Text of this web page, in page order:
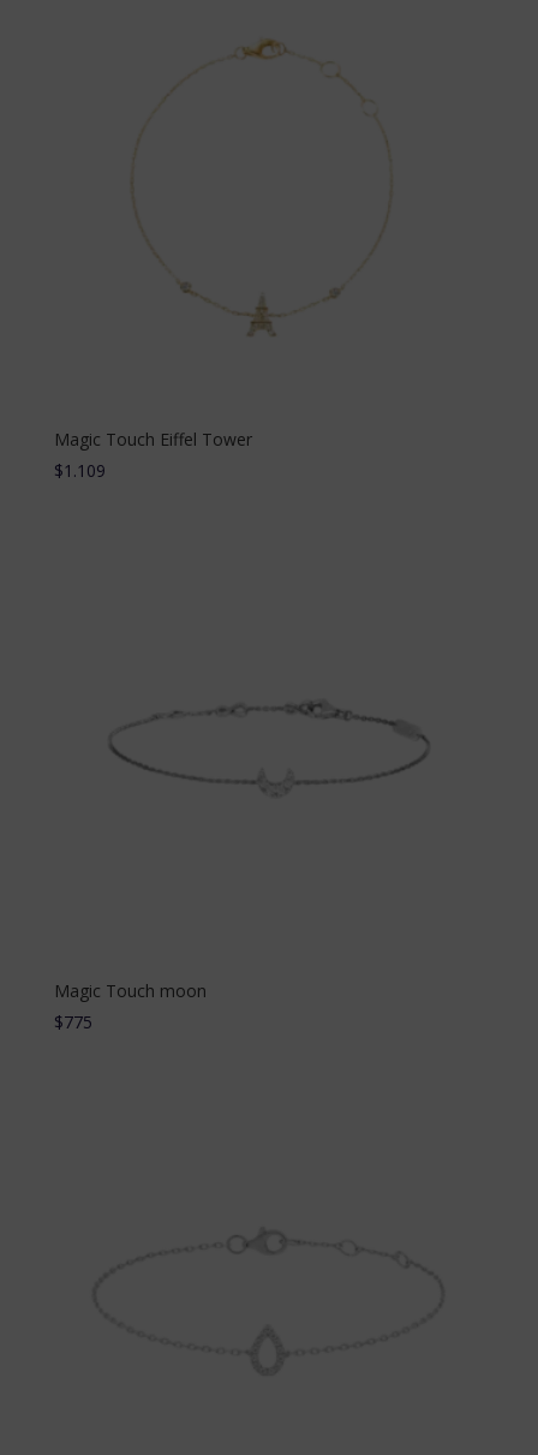
Magic Touch Eiffel Tower
$1.109
Magic Touch moon
$775